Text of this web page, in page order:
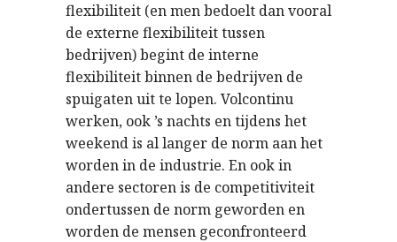
flexibiliteit (en men bedoelt dan vooral
de externe flexibiliteit tussen
bedrijven) begint de interne
flexibiliteit binnen de bedrijven de
spuigaten uit te lopen. Volcontinu
werken, ook ’s nachts en tijdens het
weekend is al langer de norm aan het
worden in de industrie. En ook in
andere sectoren is de competitiviteit
ondertussen de norm geworden en
worden de mensen geconfronteerd